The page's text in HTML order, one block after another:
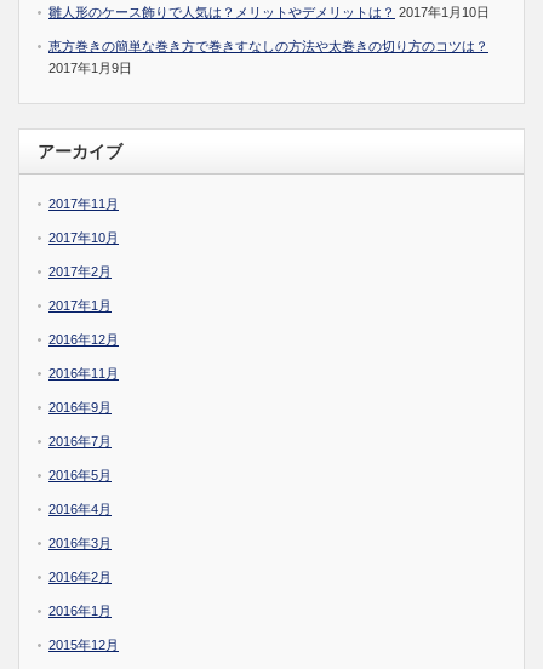
雛人形のケース飾りで人気は？メリットやデメリットは？ 2017年1月10日
恵方巻きの簡単な巻き方で巻きすなしの方法や太巻きの切り方のコツは？
2017年1月9日
アーカイブ
2017年11月
2017年10月
2017年2月
2017年1月
2016年12月
2016年11月
2016年9月
2016年7月
2016年5月
2016年4月
2016年3月
2016年2月
2016年1月
2015年12月